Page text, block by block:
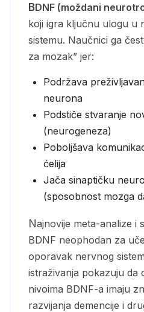
BDNF (moždani
koji igra ključnu ulogu u
sistemu. Naučnici ga
za mozak” jer:
Podržava
neurona
Podstiče stvaranje
(neurogeneza)
Poboljšava
ćelija
Jača sinaptičku
(sposobnost mozga
Najnovije meta-analize i studije potvrđuju da je
BDNF neophodan za
oporavak nervnog
istraživanja pokazuju da
nivoima BDNF-a imaju
razvijanja demencije i